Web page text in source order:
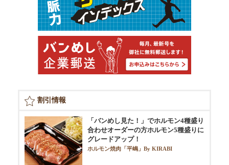
割引情報
「バンめし見た！」でホルモン4種盛り
合わせオーダーの方ホルモン5種盛りに
グレードアップ！
ホルモン焼肉「平嶋」By KIRABI